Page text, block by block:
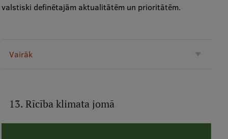
valstiski definētajām aktualitātēm un prioritātēm.
Vairāk
13. Rīcība klimata jomā